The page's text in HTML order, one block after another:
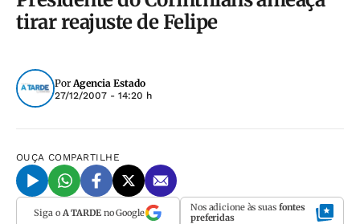
tirar reajuste de Felipe
PorAgencia Estado
27/12/2007 - 14:20 h
OUÇA COMPARTILHE
Siga o A TARDEno Google Nos adicione às suas fontes
preferidas